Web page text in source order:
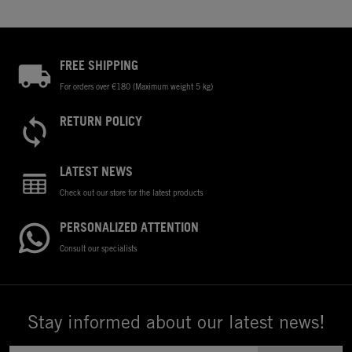
FREE SHIPPING
For orders over €180 (Maximum weight 5 kg)
RETURN POLICY
LATEST NEWS
Check out our store for the latest products
PERSONALIZED ATTENTION
Consult our specialists
Stay informed about our latest news!